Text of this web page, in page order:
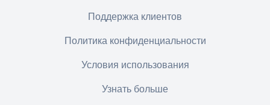
Поддержка клиентов
Политика конфиденциальности
Условия использования
Узнать больше